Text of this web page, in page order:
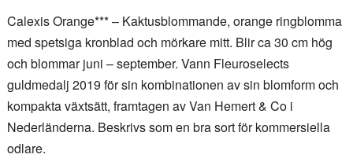
Calexis Orange*** – Kaktusblommande, orange ringblomma
med spetsiga kronblad och mörkare mitt. Blir ca 30 cm hög
och blommar juni – september. Vann Fleuroselects
guldmedalj 2019 för sin kombinationen av sin blomform och
kompakta växtsätt, framtagen av Van Hemert & Co i
Nederländerna. Beskrivs som en bra sort för kommersiella
odlare.